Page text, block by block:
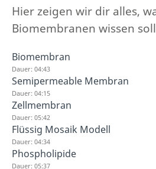
Hier zeigen wir dir alles,
Biomembranen wissen
Biomembran
Dauer: 04:43
Semipermeable Membran
Dauer: 04:15
Zellmembran
Dauer: 05:42
Flüssig Mosaik Modell
Dauer: 04:34
Phospholipide
Dauer: 05:37